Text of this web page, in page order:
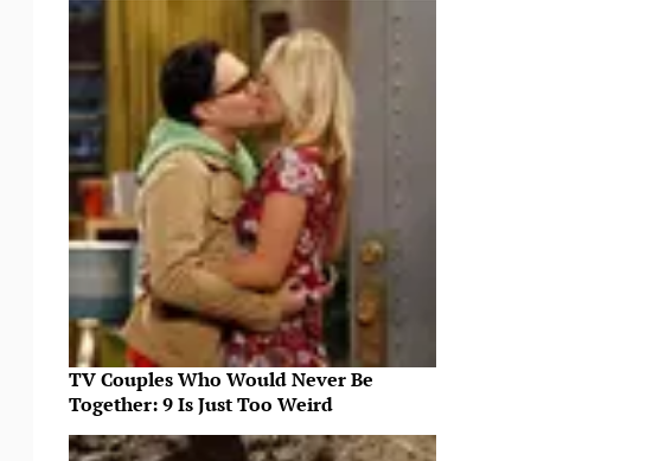
TV Couples Who Would Never Be
Together: 9 Is Just Too Weird